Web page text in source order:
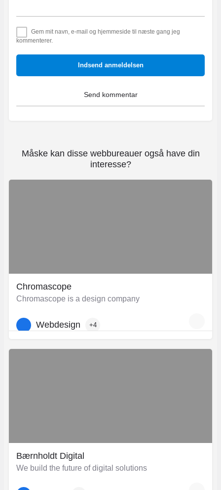
Gem mit navn, e-mail og hjemmeside til næste gang jeg
kommenterer.
Indsend anmeldelsen
Måske kan disse webbureauer også have din
interesse?
Chromascope
Chromascope is a design company
Webdesign +4
Bærnholdt Digital
We build the future of digital solutions